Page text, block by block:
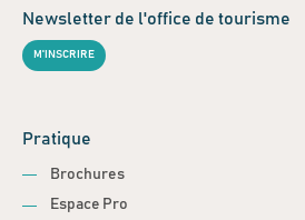
Newsletter de l'office de tourisme
M'INSCRIRE
Pratique
Brochures
Espace Pro